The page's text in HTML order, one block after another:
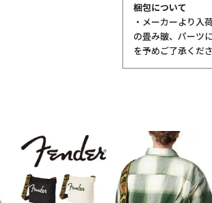
梱包について
・メーカーより入
の畳み皺、パーツ
を予めご了承くださ